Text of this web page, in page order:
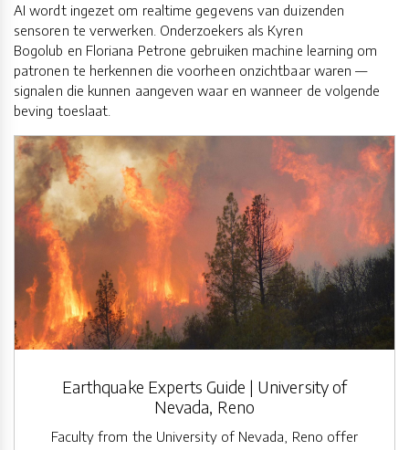
AI wordt ingezet om realtime gegevens van duizenden
sensoren te verwerken. Onderzoekers als Kyren
Bogolub en Floriana Petrone gebruiken machine learning om
patronen te herkennen die voorheen onzichtbaar waren —
signalen die kunnen aangeven waar en wanneer de volgende
beving toeslaat.
Earthquake Experts Guide | University of
Nevada, Reno
Faculty from the University of Nevada, Reno offer